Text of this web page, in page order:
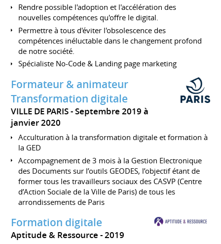
Rendre possible l'adoption et l'accélération des
nouvelles compétences qu'offre le digital.
Permettre à tous d'éviter l'obsolescence des
compétences inéluctable dans le changement profond
de notre société.
Spécialiste No-Code & Landing page marketing
Formateur & animateur
Transformation digitale
VILLE DE PARIS
Septembre 2019 à
janvier 2020
Acculturation à la transformation digitale et formation à
la GED
Accompagnement de 3 mois à la Gestion Electronique
des Documents sur l’outils GEODES, l’objectif étant de
former tous les travailleurs sociaux des CASVP (Centre
d’Action Sociale de la Ville de Paris) de tous les
arrondissements de Paris
Formation digitale
Aptitude & Ressource 2019